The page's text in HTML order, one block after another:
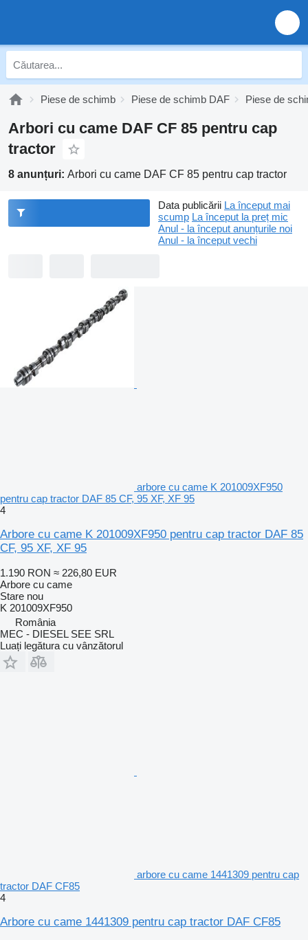
Piese de schimb Piese de schimb DAF Piese de
Arbori cu came DAF CF 85 pentru cap
tractor
8 anunțuri: Arbori cu came DAF CF 85 pentru cap tractor
Data publicării La început mai
scump La început la preț mic
Anul - la început anunțurile noi
Anul - la început vechi
arbore cu came K 201009XF950
pentru cap tractor DAF 85 CF, 95 XF, XF 95
4
Arbore cu came K 201009XF950 pentru cap tractor DAF 85
CF, 95 XF, XF 95
1.190 RON ≈ 226,80 EUR
Arbore cu came
Stare nou
K 201009XF950
România
MEC - DIESEL SEE SRL
Luați legătura cu vânzătorul
arbore cu came 1441309 pentru cap
tractor DAF CF85
4
Arbore cu came 1441309 pentru cap tractor DAF CF85